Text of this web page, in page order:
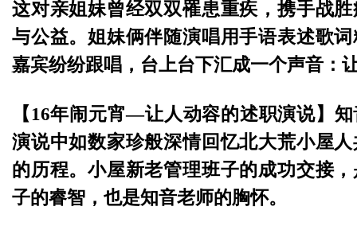
这对亲姐妹曾经双双罹患重疾，携手战
与公益。姐妹俩伴随演唱用手语表述歌
嘉宾纷纷跟唱，台上台下汇成一个声音：
【16年闹元宵—让人动容的述职演说】
演说中如数家珍般深情回忆北大荒小屋
的历程。小屋新老管理班子的成功交接
子的睿智，也是知音老师的胸怀。